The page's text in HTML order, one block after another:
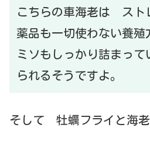
こちらの車海老は スト
薬品も一切使わない養殖
ミソもしっかり詰まって
られるそうですよ。
そして 牡蠣フライと海老